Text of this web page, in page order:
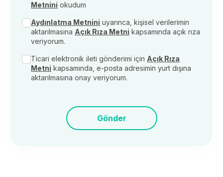
Metnini okudum
Aydınlatma Metnini uyarınca, kişisel verilerimin
aktarılmasına Açık Rıza Metni kapsamında açık rıza
veriyorum.
Ticari elektronik ileti gönderimi için Açık Rıza
Metni kapsamında, e-posta adresimin yurt dışına
aktarılmasına onay veriyorum.
Gönder